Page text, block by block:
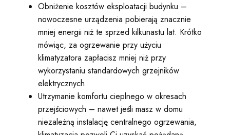
Obniżenie kosztów eksploatacji budynku –
nowoczesne urządzenia pobierają znacznie
mniej energii niż te sprzed kilkunastu lat. Krótko
mówiąc, za ogrzewanie przy użyciu
klimatyzatora zapłacisz mniej niż przy
wykorzystaniu standardowych grzejników
elektrycznych.
Utrzymanie komfortu cieplnego w okresach
przejściowych – nawet jeśli masz w domu
niezależną instalację centralnego ogrzewania,